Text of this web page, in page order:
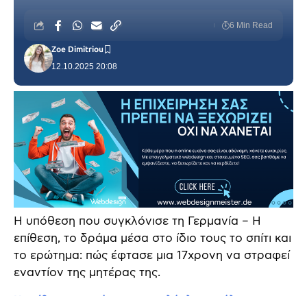
12.10.2025 20:08
Zoe Dimitriou
6 Min Read
Η υπόθεση που συγκλόνισε τη Γερμανία – Η
επίθεση, το δράμα μέσα στο ίδιο τους το σπίτι και
το ερώτημα: πώς έφτασε μια 17χρονη να στραφεί
εναντίον της μητέρας της.